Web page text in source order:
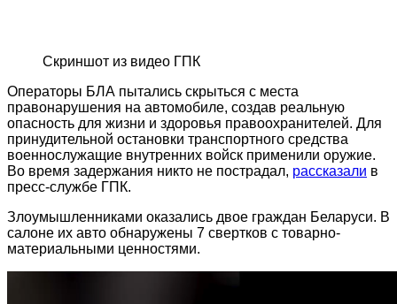
Скриншот из видео ГПК
Операторы БЛА пытались скрыться с места
правонарушения на автомобиле, создав реальную
опасность для жизни и здоровья правоохранителей. Для
принудительной остановки транспортного средства
военнослужащие внутренних войск применили оружие.
Во время задержания никто не пострадал, рассказали в
пресс-службе ГПК.
Злоумышленниками оказались двое граждан Беларуси. В
салоне их авто обнаружены 7 свертков с товарно-
материальными ценностями.